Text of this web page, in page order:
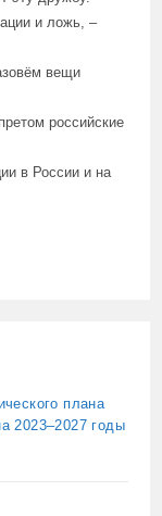
и ложь, –
вещи
российские
в России и на
плана
2023–2027 годы